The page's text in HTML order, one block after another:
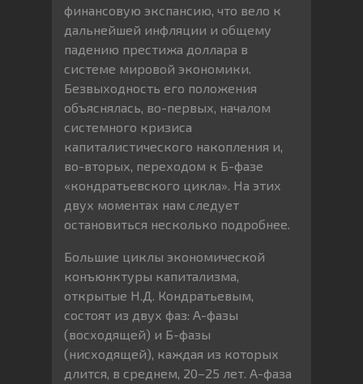
финансовую экспансию, что вело к
дальнейшей инфляции и общему
падению престижа доллара в
системе мировой экономики.
Безвыходность его положения
объяснялась, во-первых, началом
системного кризиса
капиталистического накопления и,
во-вторых, переходом к Б-фазе
«кондратьевского цикла». На этих
двух моментах нам следует
остановиться несколько подробнее.
Большие циклы экономической
конъюнктуры капитализма,
открытые Н.Д. Кондратьевым,
состоят из двух фаз: А-фазы
(восходящей) и Б-фазы
(нисходящей), каждая из которых
длится, в среднем, 20–25 лет. А-фаза